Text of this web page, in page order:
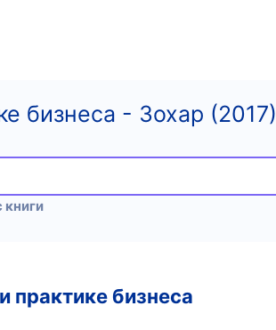
бизнеса - Зохар (2017)
книги
бизнеса